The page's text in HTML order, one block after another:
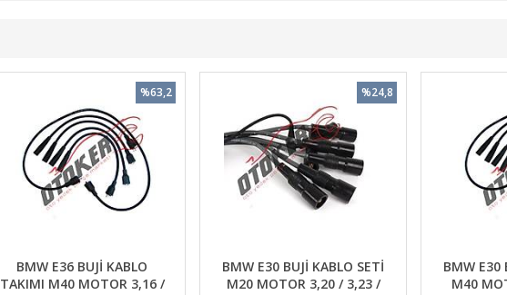
BMW E36 BUJİ KABLO
TAKIMI M40 MOTOR 3,16 /
%63,2
BMW E30 BUJİ KABLO SETİ
M20 MOTOR 3,20 / 3,23 /
%24,8
BMW E30
M40